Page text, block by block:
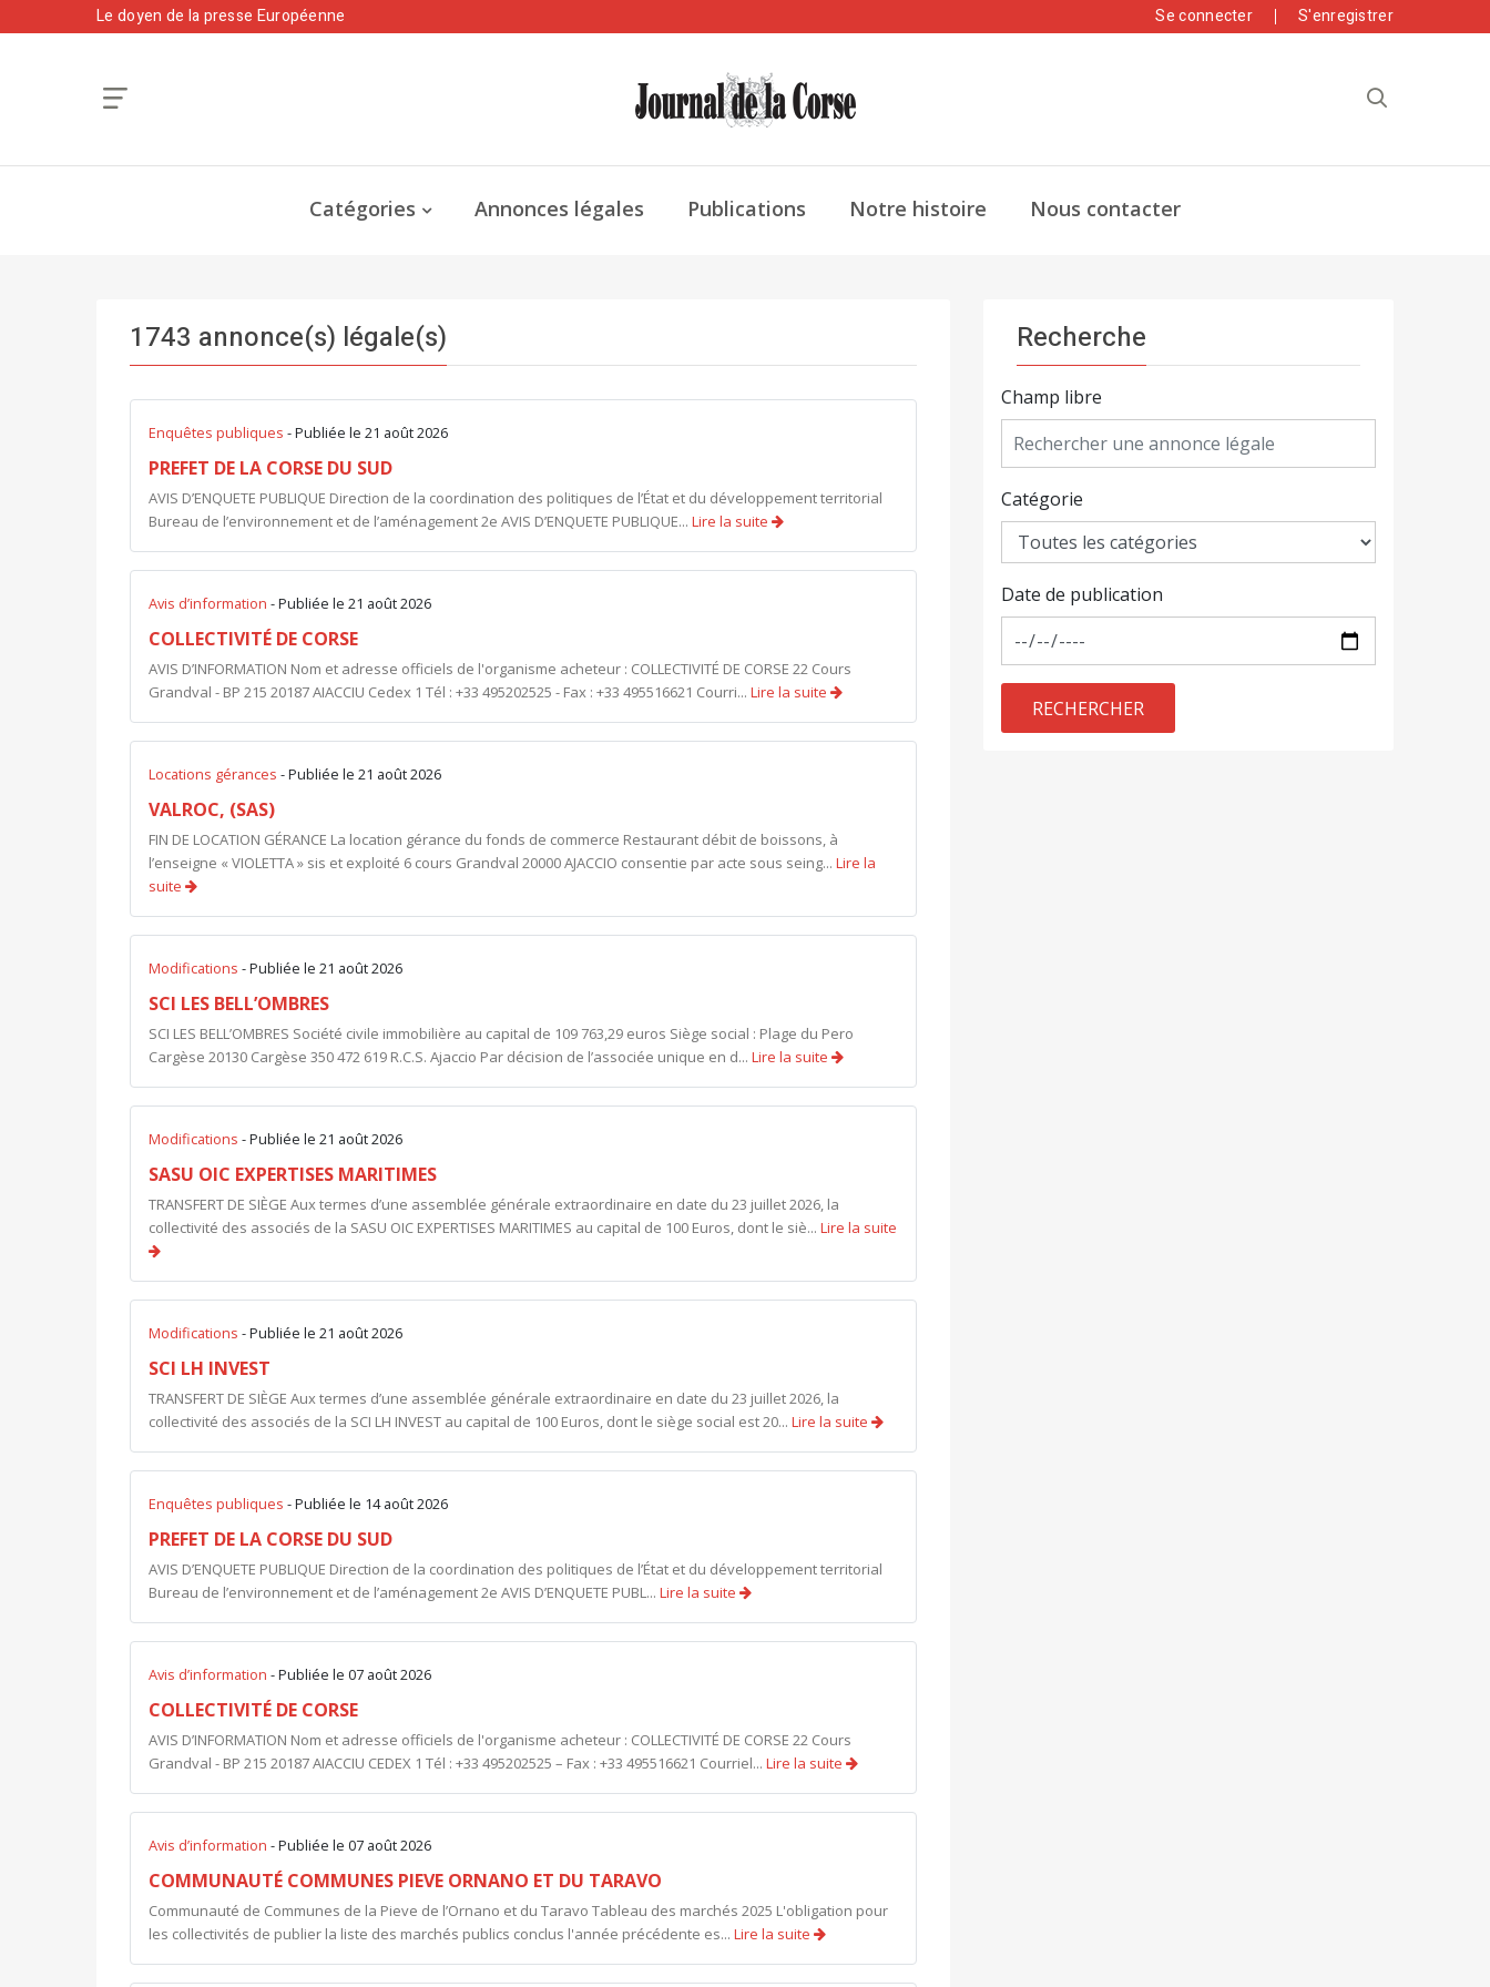
Le doyen de la presse Européenne Se connecter S'enregistrer
Catégories Annonces légales Publications Notre histoire Nous contacter
1743 annonce(s) légale(s)
Enquêtes publiques - Publiée le 21 août 2026
PREFET DE LA CORSE DU SUD
AVIS D’ENQUETE PUBLIQUE Direction de la coordination des politiques de l’État et du développement territorial
Bureau de l’environnement et de l’aménagement 2e AVIS D’ENQUETE PUBLIQUE... Lire la suite
Avis d’information - Publiée le 21 août 2026
COLLECTIVITÉ DE CORSE
AVIS D’INFORMATION Nom et adresse officiels de l'organisme acheteur : COLLECTIVITÉ DE CORSE 22 Cours
Grandval - BP 215 20187 AIACCIU Cedex 1 Tél : +33 495202525 - Fax : +33 495516621 Courri... Lire la suite
Locations gérances - Publiée le 21 août 2026
VALROC, (SAS)
FIN DE LOCATION GÉRANCE La location gérance du fonds de commerce Restaurant débit de boissons, à
l’enseigne « VIOLETTA » sis et exploité 6 cours Grandval 20000 AJACCIO consentie par acte sous seing... Lire la
suite
Modifications - Publiée le 21 août 2026
SCI LES BELL’OMBRES
SCI LES BELL’OMBRES Société civile immobilière au capital de 109 763,29 euros Siège social : Plage du Pero
Cargèse 20130 Cargèse 350 472 619 R.C.S. Ajaccio Par décision de l’associée unique en d... Lire la suite
Modifications - Publiée le 21 août 2026
SASU OIC EXPERTISES MARITIMES
TRANSFERT DE SIÈGE Aux termes d’une assemblée générale extraordinaire en date du 23 juillet 2026, la
collectivité des associés de la SASU OIC EXPERTISES MARITIMES au capital de 100 Euros, dont le siè... Lire la suite
Modifications - Publiée le 21 août 2026
SCI LH INVEST
TRANSFERT DE SIÈGE Aux termes d’une assemblée générale extraordinaire en date du 23 juillet 2026, la
collectivité des associés de la SCI LH INVEST au capital de 100 Euros, dont le siège social est 20... Lire la suite
Enquêtes publiques - Publiée le 14 août 2026
PREFET DE LA CORSE DU SUD
AVIS D’ENQUETE PUBLIQUE Direction de la coordination des politiques de l’État et du développement territorial
Bureau de l’environnement et de l’aménagement 2e AVIS D’ENQUETE PUBL... Lire la suite
Avis d’information - Publiée le 07 août 2026
COLLECTIVITÉ DE CORSE
AVIS D’INFORMATION Nom et adresse officiels de l'organisme acheteur : COLLECTIVITÉ DE CORSE 22 Cours
Grandval - BP 215 20187 AIACCIU CEDEX 1 Tél : +33 495202525 – Fax : +33 495516621 Courriel... Lire la suite
Avis d’information - Publiée le 07 août 2026
COMMUNAUTÉ COMMUNES PIEVE ORNANO ET DU TARAVO
Communauté de Communes de la Pieve de l’Ornano et du Taravo Tableau des marchés 2025 L'obligation pour
les collectivités de publier la liste des marchés publics conclus l'année précédente es... Lire la suite
Recherche
Champ libre
Catégorie
Date de publication
RECHERCHER